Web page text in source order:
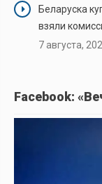
Беларуска
взяли
7 августа,
Facebook: